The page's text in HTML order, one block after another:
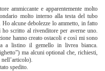
ammiccante e apparentemente molto
molto interno alla testa del tubo
alcune debolezze lo ammetto, in fatto
scritto al rivenditore per averne uno.
hanno creato ostacoli e così mi sono
a listino il gemello in livrea bianca.
ma alcuni optional che, richiesti,
spedito.